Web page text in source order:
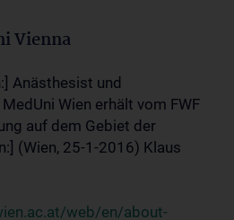
Vienna
Anästhesist und
Wien erhält vom FWF
auf dem Gebiet der
(Wien, 25-1-2016) Klaus
web/en/about-